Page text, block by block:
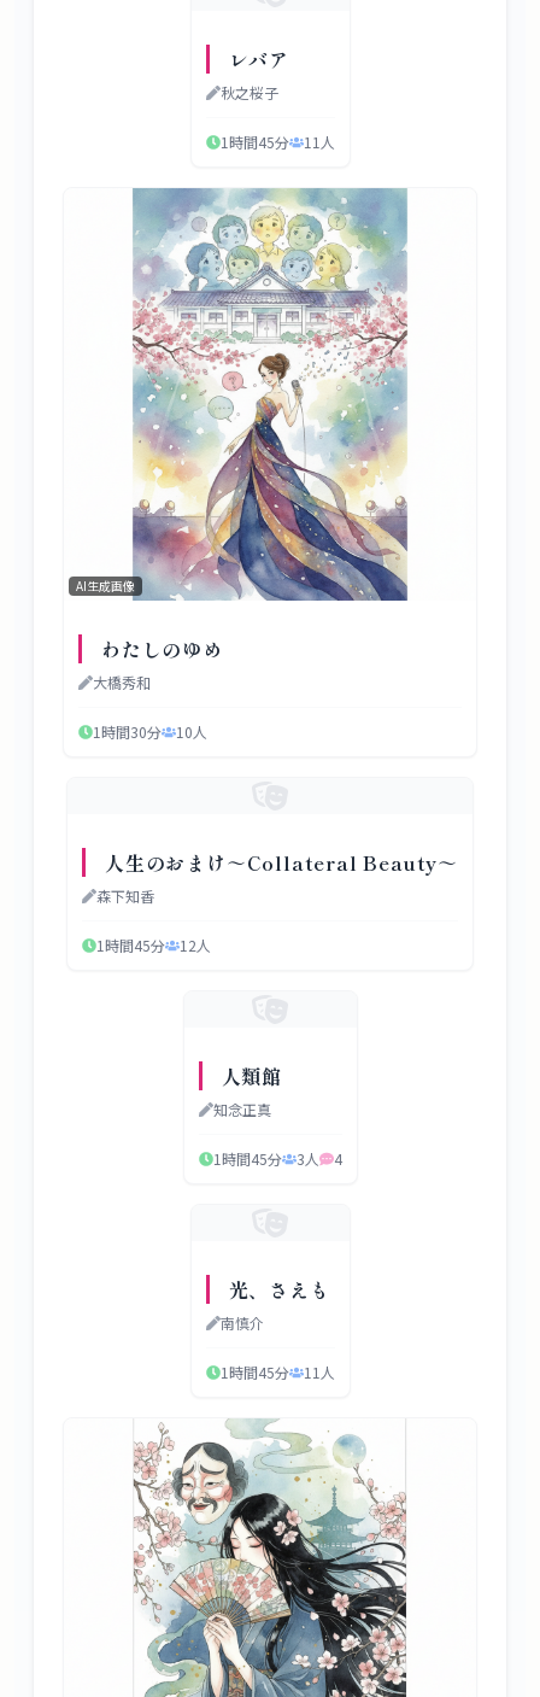
レバア
秋之桜子
1時間45分 11 人
AI生成画像
わたしのゆめ
大橋秀和
1時間30分 10人
人生のおまけ～Collateral Beauty～
森下知香
1時間45分 12人
人類館
知念正真
1時間45分 3人 4
光、さえも
南慎介
1時間45分 11 人